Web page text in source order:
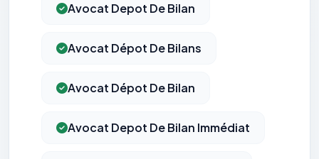
Avocat Depot De Bilan
Avocat Dépot De Bilans
Avocat Dépot De Bilan
Avocat Depot De Bilan Immédiat